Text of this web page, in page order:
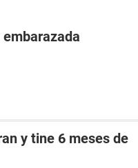
y tine 6 meses de